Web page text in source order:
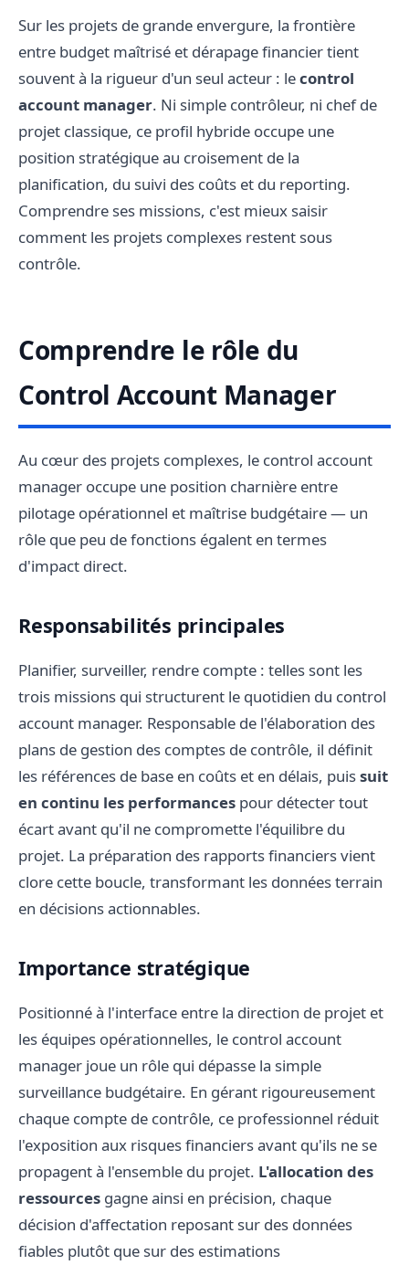
Missions du Control Account Manager
Compétences clés requises
Défis rencontrés par les CAM
Perspectives de carrière pour les CAM
Questions fréquentes
Sur les projets de grande envergure, la frontière
entre budget maîtrisé et dérapage financier tient
souvent à la rigueur d'un seul acteur : lecontrol
account manager. Ni simple contrôleur, ni chef de
projet classique, ce profil hybride occupe une
position stratégique au croisement de la
planification, du suivi des coûts et du reporting.
Comprendre ses missions, c'est mieux saisir
comment les projets complexes restent sous
contrôle.
Comprendre le rôle du
Control Account Manager
Au cœur des projets complexes, le control account
manager occupe une position charnière entre
pilotage opérationnel et maîtrise budgétaire — un
rôle que peu de fonctions égalent en termes
d'impact direct.
Responsabilités principales
Planifier, surveiller, rendre compte : telles sont les
trois missions qui structurent le quotidien du control
account manager. Responsable de l'élaboration des
plans de gestion des comptes de contrôle, il définit
les références de base en coûts et en délais, puissuit
en continu les performances pour détecter tout
écart avant qu'il ne compromette l'équilibre du
projet. La préparation des rapports financiers vient
clore cette boucle, transformant les données terrain
en décisions actionnables.
Importance stratégique
Positionné à l'interface entre la direction de projet et
les équipes opérationnelles, le control account
manager joue un rôle qui dépasse la simple
surveillance budgétaire. En gérant rigoureusement
chaque compte de contrôle, ce professionnel réduit
l'exposition aux risques financiers avant qu'ils ne se
propagent à l'ensemble du projet. L'allocation des
ressources gagne ainsi en précision, chaque
décision d'affectation reposant sur des données
fiables plutôt que sur des estimations